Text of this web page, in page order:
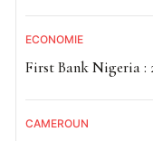
ECONOMIE
First Bank Nigeria :
CAMEROUN